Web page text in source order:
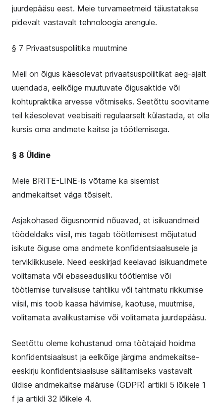
juurdepääsu eest. Meie turvameetmeid täiustatakse
pidevalt vastavalt tehnoloogia arengule.
§ 7 Privaatsuspoliitika muutmine
Meil on õigus käesolevat privaatsuspoliitikat aeg-ajalt
uuendada, eelkõige muutuvate õigusaktide või
kohtupraktika arvesse võtmiseks. Seetõttu soovitame
teil käesolevat veebisaiti regulaarselt külastada, et olla
kursis oma andmete kaitse ja töötlemisega.
§ 8 Üldine
Meie BRITE-LINE-is võtame ka sisemist
andmekaitset väga tõsiselt.
Asjakohased õigusnormid nõuavad, et isikuandmeid
töödeldaks viisil, mis tagab töötlemisest mõjutatud
isikute õiguse oma andmete konfidentsiaalsusele ja
terviklikkusele. Need eeskirjad keelavad isikuandmete
volitamata või ebaseadusliku töötlemise või
töötlemise turvalisuse tahtliku või tahtmatu rikkumise
viisil, mis toob kaasa hävimise, kaotuse, muutmise,
volitamata avalikustamise või volitamata juurdepääsu.
Seetõttu oleme kohustanud oma töötajaid hoidma
konfidentsiaalsust ja eelkõige järgima andmekaitse-
eeskirju konfidentsiaalsuse säilitamiseks vastavalt
üldise andmekaitse määruse (GDPR) artikli 5 lõikele 1
f ja artikli 32 lõikele 4.